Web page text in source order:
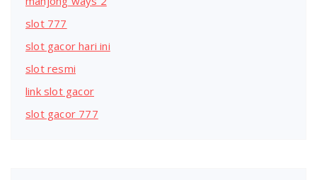
slot 777
slot gacor hari ini
slot resmi
link slot gacor
slot gacor 777